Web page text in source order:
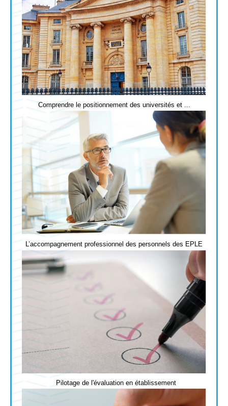
Comprendre le positionnement des universités et ...
L’accompagnement professionnel des personnels des EPLE
Pilotage de l'évaluation en établissement